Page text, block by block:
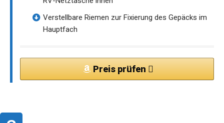
Verstellbare Riemen zur Fixierung des Gepäcks im
Hauptfach
Preis prüfen